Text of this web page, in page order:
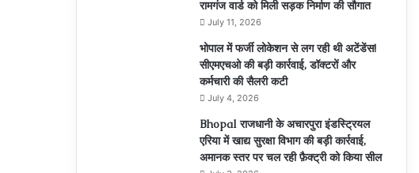
रामगंज वार्ड को मिली सड़क निर्माण की सौगात
July 11, 2026
भोपाल में फर्जी लोकेशन से लग रही थी अटेंडेंस!
सीएमएचओ की बड़ी कार्रवाई, डॉक्टरों और
कर्मचारी की सैलरी कटी
July 4, 2026
Bhopal राजधानी के अचारपुरा इंडस्ट्रियल
एरिया में खाद्य सुरक्षा विभाग की बड़ी कार्रवाई,
अमानक स्तर पर चल रही फ़ैक्ट्री को किया सील